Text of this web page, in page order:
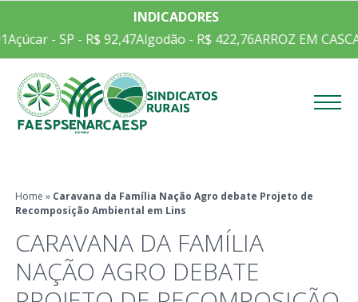
INDICADORES
Açúcar - SP - R$ 92,47Algodão - R$ 422,76ARROZ EM
Home » Caravana da Família Nação Agro debate Projeto de
Recomposição Ambiental em Lins
CARAVANA DA FAMÍLIA
NAÇÃO AGRO DEBATE